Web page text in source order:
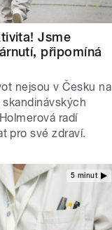
Jsme
připomíná
nejsou v Česku na
radí
pro své zdraví.
5 minut